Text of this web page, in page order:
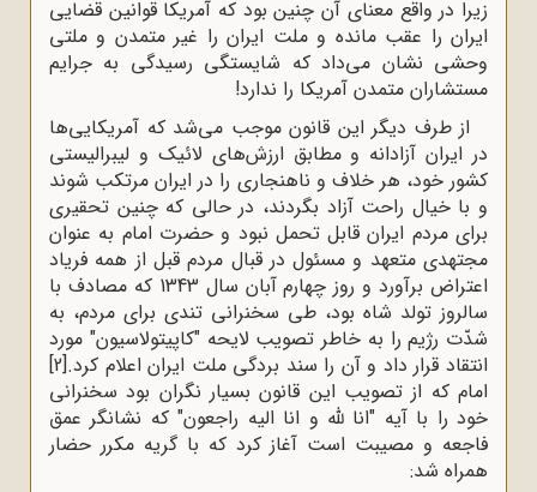
زیرا در واقع معنای آن چنین بود که آمریکا قوانین قضایی
ایران را عقب مانده و ملت ایران را غیر متمدن و ملتی
وحشی نشان می‌داد که شایستگی رسیدگی به جرایم
مستشاران متمدن آمریکا را ندارد!
از طرف دیگر این قانون موجب می‌شد که آمریکایی‌ها
در ایران آزادانه و مطابق ارزش‌های لائیک و لیبرالیستی
کشور خود، هر خلاف و ناهنجاری را در ایران مرتکب شوند
و با خیال راحت آزاد بگردند، در حالی که چنین تحقیری
برای مردم ایران قابل تحمل نبود و حضرت امام به عنوان
مجتهدی متعهد و مسئول در قبال مردم قبل از همه فریاد
اعتراض برآورد و روز چهارم آبان سال 1343 که مصادف با
سالروز تولد شاه بود، طی سخنرانی تندی برای مردم، به
شدّت رژیم را به خاطر تصویب لایحه "کاپیتولاسیون" مورد
انتقاد قرار داد و آن را سند بردگی ملت ایران اعلام کرد.[2]
امام که از تصویب این قانون بسیار نگران بود سخنرانی
خود را با آیه "انا للَّه و انا الیه راجعون‌" که نشانگر عمق
فاجعه و مصیبت است آغاز کرد که با گریه مکرر حضار
همراه شد: